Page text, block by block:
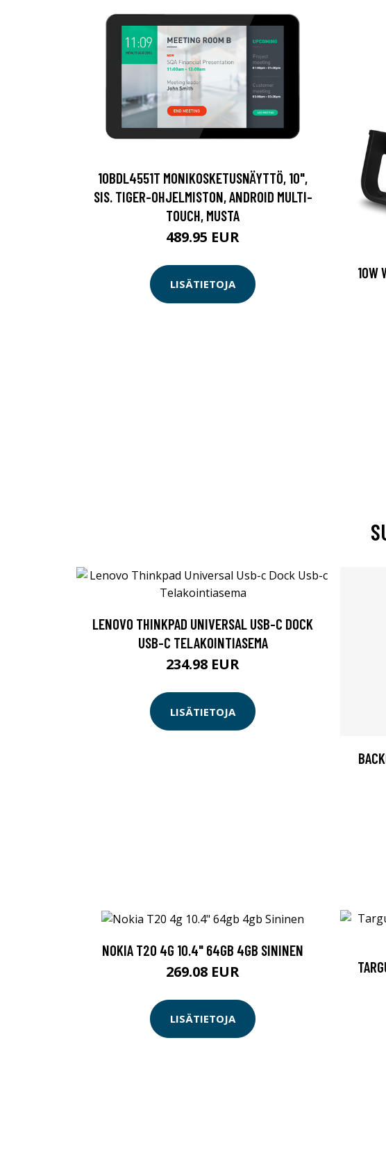
10BDL4551T MONIKOSKETUSNÄYTTÖ, 10",
SIS. TIGER-OHJELMISTON, ANDROID MULTI-
TOUCH, MUSTA
489.95 EUR
LISÄTIETOJA
10W
LENOVO THINKPAD UNIVERSAL USB-C DOCK
USB-C TELAKOINTIASEMA
234.98 EUR
LISÄTIETOJA
NOKIA T20 4G 10.4" 64GB 4GB SININEN
269.08 EUR
LISÄTIETOJA